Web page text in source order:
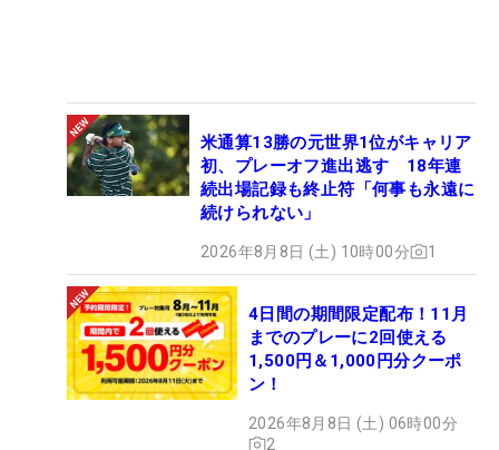
米通算13勝の元世界1位がキャリア
初、プレーオフ進出逃す 18年連
続出場記録も終止符「何事も永遠に
続けられない」
2026年8月8日 (土) 10時00分 1
4日間の期間限定配布！11月
までのプレーに2回使える
1,500円＆1,000円分クーポ
ン！
2026年8月8日 (土) 06時00分
2